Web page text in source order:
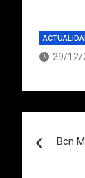
29/12/
de
Bcn